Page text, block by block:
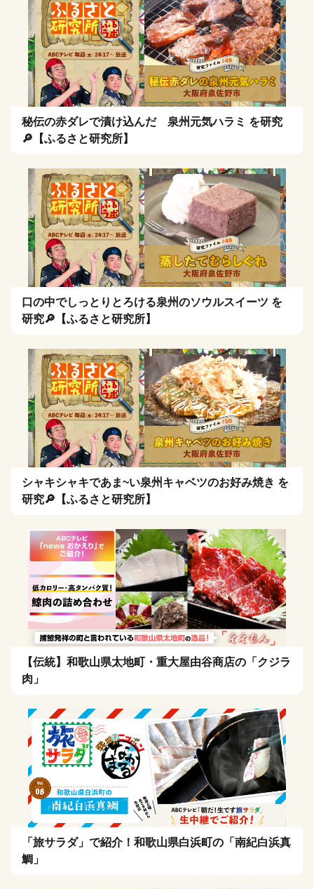
秘伝の赤ダレで漬け込んだ 泉州元気ハラミ を研究
🔎【ふるさと研究所】
口の中でしっとりとろける泉州のソウルスイーツ を
研究🔎【ふるさと研究所】
シャキシャキであま~い泉州キャベツのお好み焼き を
研究🔎【ふるさと研究所】
【伝統】和歌山県太地町・重大屋由谷商店の「クジラ
肉」
「旅サラダ」で紹介！和歌山県白浜町の「南紀白浜真
鯛」